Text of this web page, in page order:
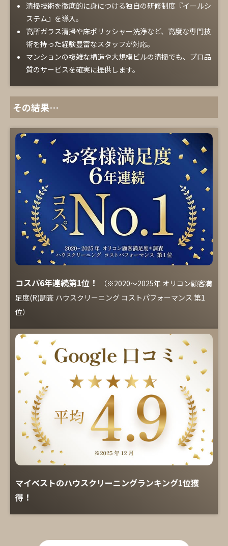
清掃技術を徹底的に身につける独自の研修制度『イールシ
ステム』を導入。
高所ガラス清掃や床ポリッシャー洗浄など、高度な専門技
術を持った経験豊富なスタッフが対応。
マンションの複雑な構造や大規模ビルの清掃でも、プロ品
質のサービスを確実に提供します。
その結果…
コスパ6年連続第1位！
（※2020～2025年 オリコン顧客満
足度(R)調査 ハウスクリーニング コストパフォーマンス 第1
位）
マイベストのハウスクリーニングランキング1位獲
得！